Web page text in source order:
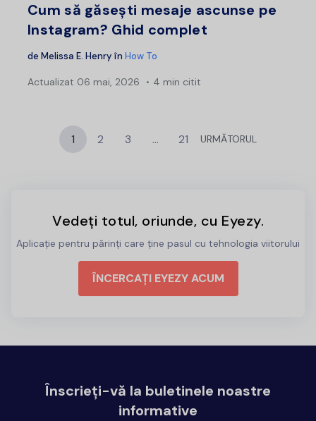
Cum să găsești mesaje ascunse pe
Instagram? Ghid complet
de Melissa E. Henry în How To
Actualizat 06 mai, 2026 4 min citit
1 2 3 … 21 URMĂTORUL
Vedeți totul, oriunde, cu Eyezy.
Aplicație pentru părinți care ține pasul cu tehnologia viitorului
ÎNCERCAȚI EYEZY ACUM
Înscrieți-vă la buletinele noastre
informative